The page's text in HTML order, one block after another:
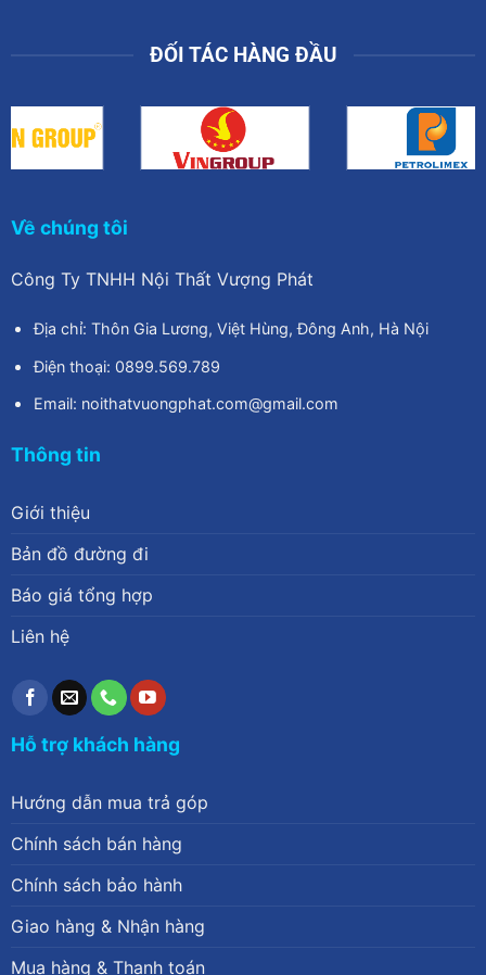
ĐỐI TÁC HÀNG ĐẦU
Về chúng tôi
Công Ty TNHH Nội Thất Vượng Phát
Địa chỉ: Thôn Gia Lương, Việt Hùng, Đông Anh, Hà Nội
Điện thoại: 0899.569.789
Email: noithatvuongphat.com@gmail.com
Thông tin
Giới thiệu
Bản đồ đường đi
Báo giá tổng hợp
Liên hệ
Hỗ trợ khách hàng
Hướng dẫn mua trả góp
Chính sách bán hàng
Chính sách bảo hành
Giao hàng & Nhận hàng
Mua hàng & Thanh toán